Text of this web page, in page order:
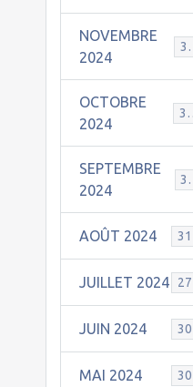
NOVEMBRE
2024
OCTOBRE
2024
31
SEPTEMBRE
2024
AOÛT 2024 31
JUILLET 2024 27
JUIN 2024 30
MAI 2024 30